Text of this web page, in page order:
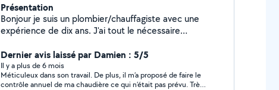
Présentation
Bonjour je suis un plombier/chauffagiste avec une
expérience de dix ans. J'ai tout le nécessaire
Dernier avis laissé par Damien : 5/5
Il y a plus de 6 mois
Méticuleux dans son travail. De plus, il m’a proposé de faire le
contrôle annuel de ma chaudière ce qui n’était pas prévu. Très